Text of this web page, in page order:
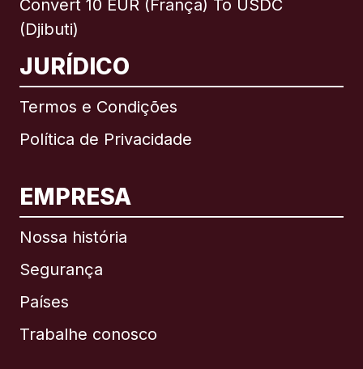
Convert 10 EUR (França) To USDC
(Djibuti)
JURÍDICO
Termos e Condições
Política de Privacidade
EMPRESA
Nossa história
Segurança
Países
Trabalhe conosco